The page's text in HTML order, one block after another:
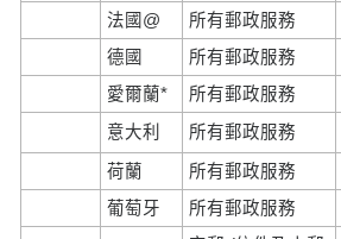
法國@
所有郵政服務
德國
所有郵政服務
愛爾蘭*
所有郵政服務
意大利
所有郵政服務
荷蘭
所有郵政服務
葡萄牙
所有郵政服務